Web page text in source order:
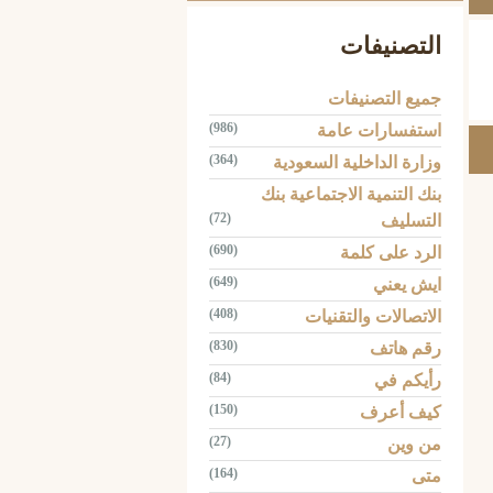
التصنيفات
جميع التصنيفات
استفسارات عامة
(986)
وزارة الداخلية السعودية (364)
بنك التنمية الاجتماعية بنك
التسليف
(72)
الرد على كلمة (690)
ايش يعني (649)
الاتصالات والتقنيات (408)
رقم هاتف (830)
رأيكم في (84)
كيف أعرف (150)
من وين (27)
متى (164)